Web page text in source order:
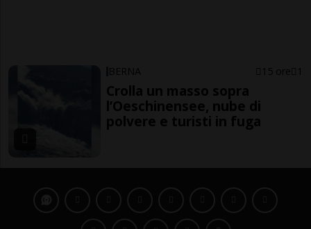
BERNA 15 ore 1
Crolla un masso sopra
l’Oeschinensee, nube di
polvere e turisti in fuga